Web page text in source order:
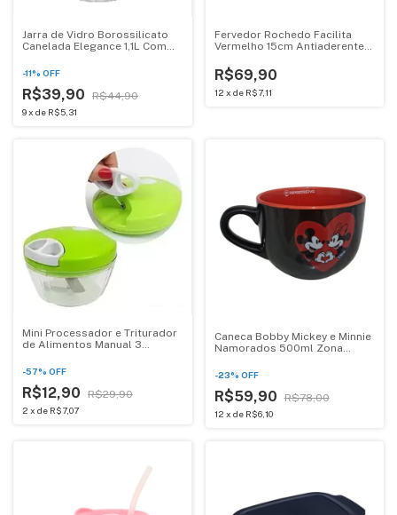
Jarra de Vidro Borossilicato
Canelada Elegance 1,1L Com
-11% OFF
R$39,90 R$44,90
9x de R$5,31
Fervedor Rochedo Facilita
Vermelho 15cm Antiaderente
R$69,90
12 x de R$7,11
Mini Processador e Triturador
de Alimentos Manual 3
-57% OFF
R$12,90 R$29,90
2 x de R$7,07
Caneca Bobby Mickey e Minnie
Namorados 500ml Zona
-23% OFF
R$59,90 R$78,00
12 x de R$6,10